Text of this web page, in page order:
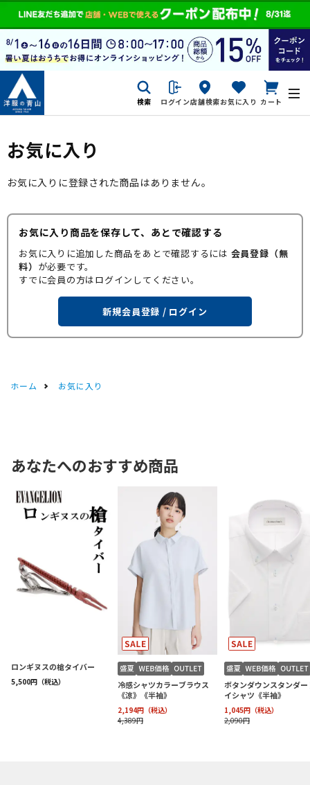
検索 ログイン店舗検索お気に入り カート
お気に入り
お気に入りに登録された商品はありません。
お気に入り商品を保存して、あとで確認する
お気に入りに追加した商品をあとで確認するには 会員登録（無
料） が必要です。
すでに会員の方はログインしてください。
新規会員登録 / ログイン
ホーム お気に入り